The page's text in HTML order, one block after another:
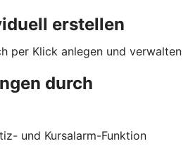
erstellen
per Klick anlegen und verwalten
durch
und Kursalarm-Funktion